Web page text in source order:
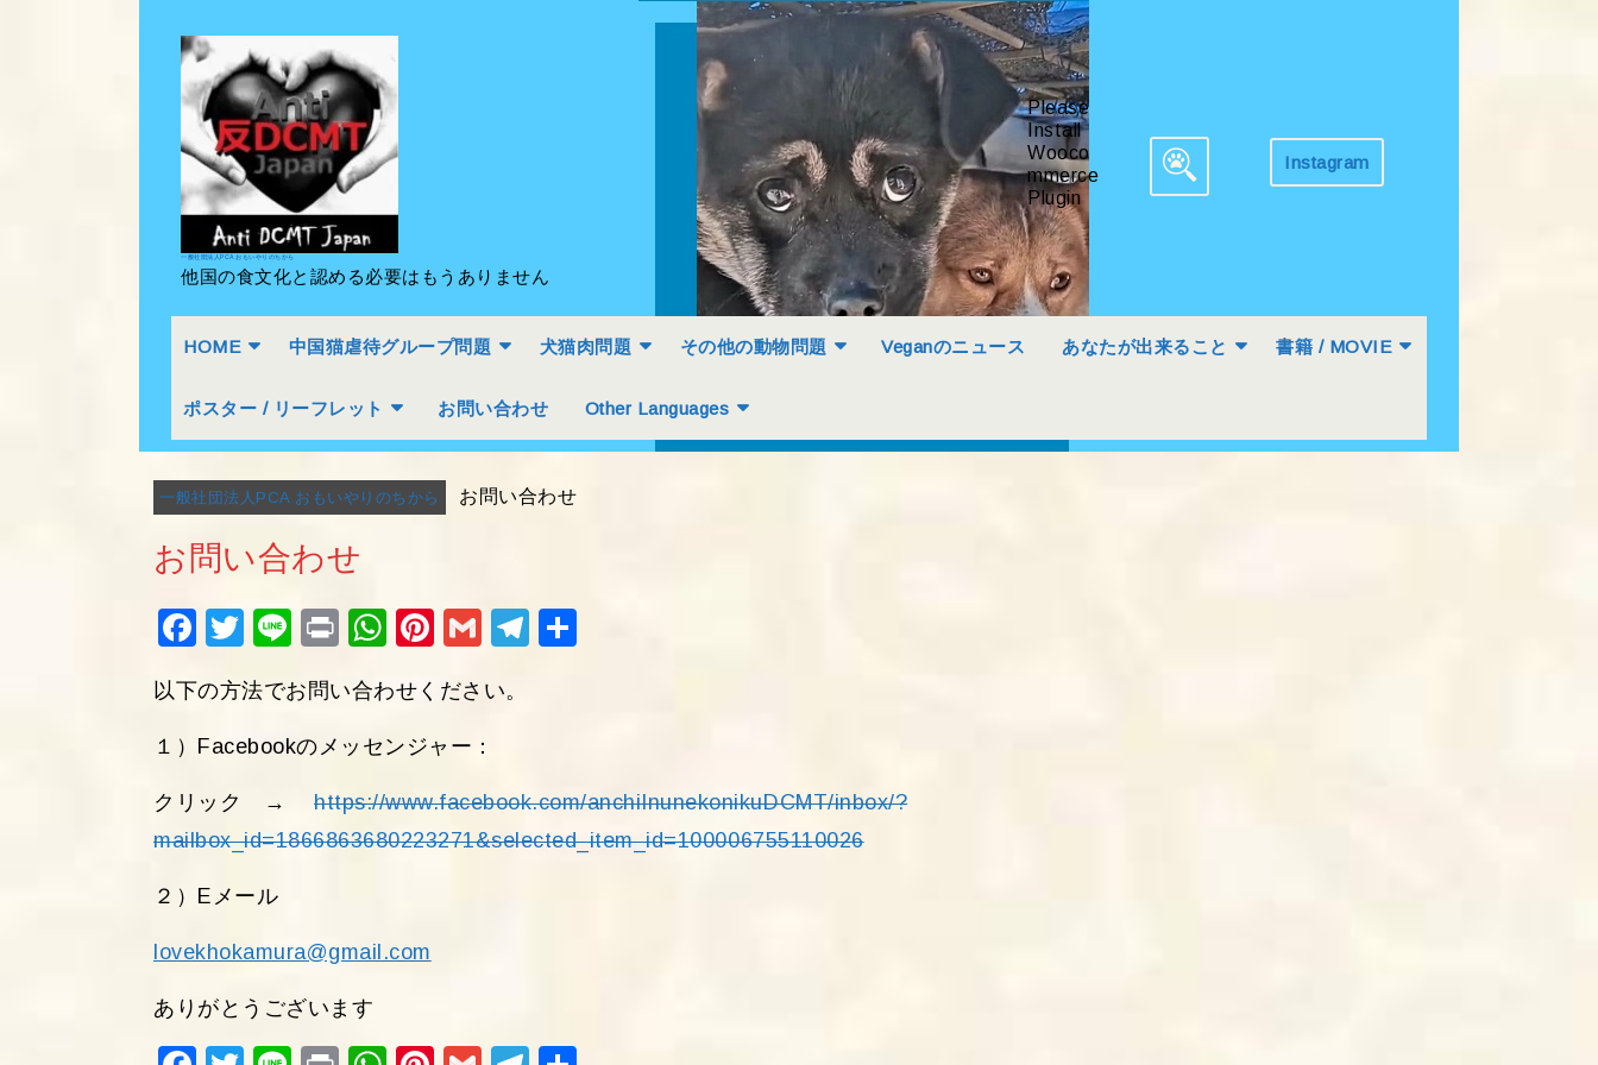
content
content
一般社団法人PCA おもいやりのちから
他国の食文化と認める必要はもうありません
Please
Install
Wooco
mmerce
Plugin
Search
InstagramGet
HOME 中国猫虐待グループ問題 犬猫肉問題 その他の動物問題 Veganのニュース あなたが出来ること 書籍 / MOVIE
ポスター / リーフレット お問い合わせ Other Languages
一般社団法人PCA おもいやりのちから お問い合わせ
お問い合わせ
Fac
ok
Twi
Lin
Pri
Wh
Ap
p
Pin
est
Gm
Tel
以下の方法でお問い合わせください。
１）Facebookのメッセンジャー：
クリック →https://www.facebook.com/anchiInunekonikuDCMT/inbox/?
mailbox_id=1866863680223271&selected_item_id=100006755110026
２）Eメール
lovekhokamura@gmail.com
ありがとうございます